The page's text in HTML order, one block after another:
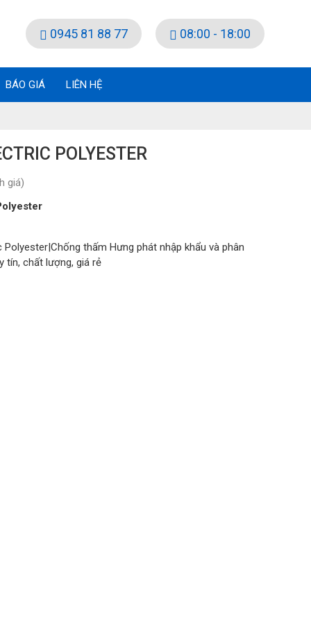
0945 81 88 77 08:00 - 18:00
BÁO GIÁ LIÊN HỆ
POLYESTER
giá)
thấm Hưng phát nhập khẩu và phân
tín, chất lượng, giá rẻ